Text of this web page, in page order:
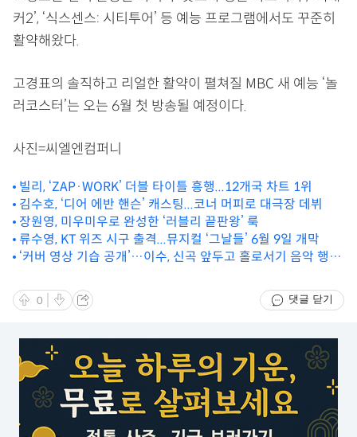
커2’, ‘식스센스: 시티투어’ 등 예능 프로그램에서도 꾸준히
활약해왔다.
고경표의 솔직하고 리얼한 활약이 펼쳐질 MBC 새 예능 ‘놀
러코스터’는 오는 6월 첫 방송될 예정이다.
사진=씨엘엔컴퍼니
빌리, ‘ZAP·WORK’ 더블 타이틀 흥행...12개국 차트 1위
김수호, ‘디어 에반 핸슨’ 캐스팅...코너 머피로 대극장 데뷔
장원영, 미우미우로 완성한 ‘러블리 끝판왕’ 룩
류수영, KT 위즈 시구 출격...뮤지컬 ‘그날들’ 6월 9일 개막
‘커버 영상 기습 공개’…이수, 신곡 앞두고 홀로서기 음악 행보
0 댓글 닫기